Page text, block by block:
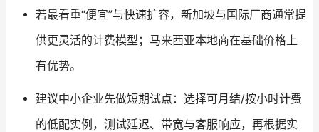
若最看重“便宜”与快速扩容，新加坡与国际厂商通常提
供更灵活的计费模型；马来西亚本地商在基础价格上
有优势。
建议中小企业先做短期试点：选择可月结/按小时计费
的低配实例，测试延迟、带宽与客服响应，再根据实